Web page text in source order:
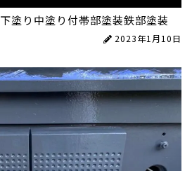
下塗り 中塗り付帯部塗装鉄部塗装
2023年1月10日